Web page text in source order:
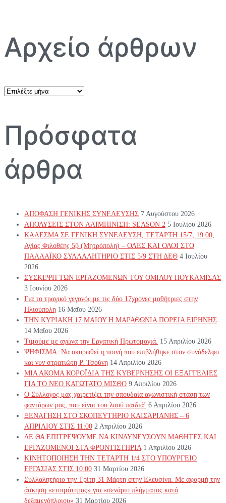
Αρχείο άρθρων
Αρχείο
Πρόσφατα
άρθρα
ΑΠΟΦΑΣΗ ΓΕΝΙΚΗΣ ΣΥΝΕΛΕΥΣΗΣ 7 Αυγούστου 2026
ΑΠΟΛΥΣΕΙΣ ΣΤΟΝ ΑΛΙΜΠΙΝΙΣΗ: SEASON 2 5 Ιουλίου 2026
ΚΑΛΕΣΜΑ ΣΕ ΓΕΝΙΚΗ ΣΥΝΕΛΕΥΣΗ, ΤΕΤΑΡΤΗ 15/7, 19.00,
Αγίας Φιλοθέης 5β (Μητρόπολη) – ΟΛΕΣ ΚΑΙ ΟΛΟΙ ΣΤΟ
ΠΑΛΛΑΪΚΟ ΣΥΛΛΑΛΗΤΗΡΙΟ ΣΤΙΣ 5/9 ΣΤΗ ΔΕΘ 4 Ιουλίου
2026
ΣΥΣΚΕΨΗ ΤΩΝ ΕΡΓΑΖΟΜΕΝΩΝ ΤΟΥ ΟΜΙΛΟΥ ΠΟΥΚΑΜΙΣΑΣ
3 Ιουνίου 2026
Για το τραγικό γεγονός με τις δύο 17χρονες μαθήτριες στην
Ηλιούπολη 16 Μαΐου 2026
ΤΗΝ ΚΥΡΙΑΚΗ 17 ΜΑΙΟΥ Η ΜΑΡΑΘΩΝΙΑ ΠΟΡΕΙΑ ΕΙΡΗΝΗΣ
14 Μαΐου 2026
Τιμούμε με αγώνα την Εργατική Πρωτομαγιά. 15 Απριλίου 2026
ΨΗΦΙΣΜΑ: Να ακυρωθεί η ποινή που επιβλήθηκε στον συνάδελφο
και νυν στρατιώτη Ρ. Τσούνη 14 Απριλίου 2026
ΜΙΑ ΑΚΟΜΑ ΚΟΡΟΪΔΙΑ ΤΗΣ ΚΥΒΕΡΝΗΣΗΣ ΟΙ ΕΞΑΓΓΕΛΙΕΣ
ΓΙΑ ΤΟ ΝΕΟ ΚΑΤΩΤΑΤΟ ΜΙΣΘΟ 9 Απριλίου 2026
Ο Σύλλογος μας χαιρετίζει την σπουδαία αγωνιστική στάση των
φαντάρων μας, που είναι του λαού παιδιά! 6 Απριλίου 2026
ΞΕΝΑΓΗΣΗ ΣΤΟ ΣΚΟΠΕΥΤΗΡΙΟ ΚΑΙΣΑΡΙΑΝΗΣ – 6
ΑΠΡΙΛΙΟΥ ΣΤΙΣ 11:00 2 Απριλίου 2026
ΔΕ ΘΑ ΕΠΙΤΡΕΨΟΥΜΕ ΝΑ ΚΙΝΔΥΝΕΥΣOYN ΜΑΘΗΤΕΣ ΚΑΙ
ΕΡΓΑΖΟΜΕΝΟΙ ΣΤΑ ΦΡΟΝΤΙΣΤΗΡΙΑ 1 Απριλίου 2026
ΚΙΝΗΤΟΠΟΙΗΣΗ ΤΗΝ ΤΕΤΑΡΤΗ 1/4 ΣΤΟ ΥΠΟΥΡΓΕΙΟ
ΕΡΓΑΣΙΑΣ ΣΤΙΣ 10:00 31 Μαρτίου 2026
Συλλαλητήριο την Τρίτη 31 Μάρτη στην Ελευσίνα. Με αφορμή την
άσκηση «ετοιμότητας» για «σενάριο πλήγματος κατά
δεξαμενόπλοιου» 31 Μαρτίου 2026